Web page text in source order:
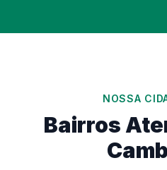
NOSSA
Bairros